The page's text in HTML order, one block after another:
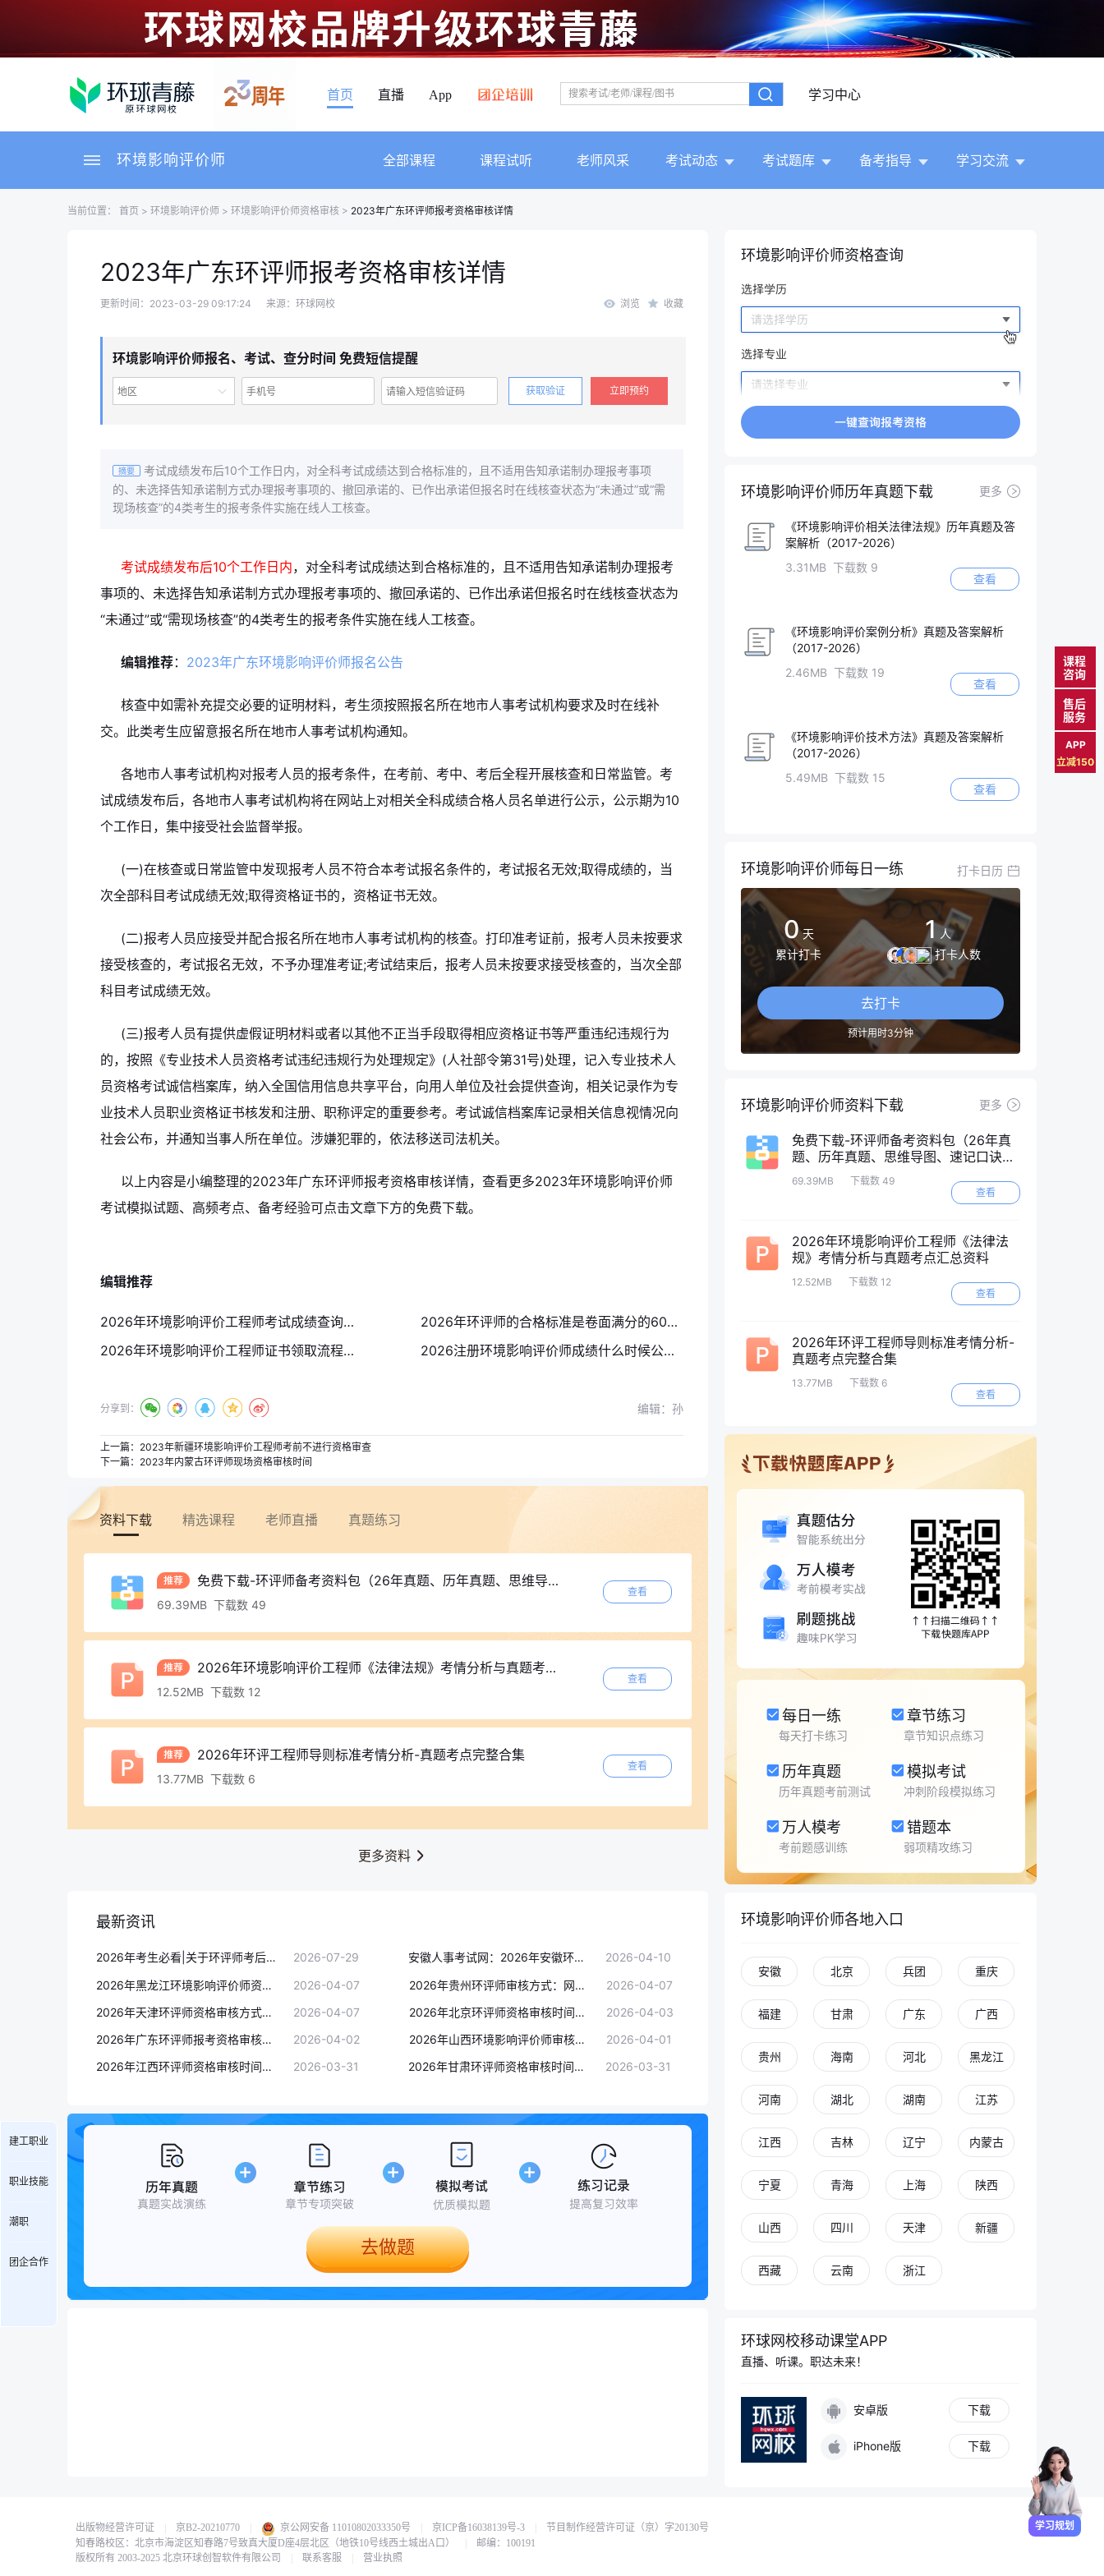
首页 直播 App 学习中心
环境影响评价师 全部课程 课程试听 老师风采 考试动态 考试题库 备考指导 学习交流
当前位置： 首页 > 环境影响评价师 > 环境影响评价师资格审核 > 2023年广东环评师报考资格审核详情
2023年广东环评师报考资格审核详情
更新时间：2023-03-29 09:17:24 来源：环球网校 浏览 收藏
环境影响评价师报名、考试、查分时间 免费短信提醒
地区 获取验证 立即预约
摘要
考试成绩发布后10个工作日内，对全科考试成绩达到合格标准的，且不适用告知承诺制办理报考事项
的、未选择告知承诺制方式办理报考事项的、撤回承诺的、已作出承诺但报名时在线核查状态为“未通过”或“需
现场核查”的4类考生的报考条件实施在线人工核查。
考试成绩发布后10个工作日内，对全科考试成绩达到合格标准的，且不适用告知承诺制办理报考
事项的、未选择告知承诺制方式办理报考事项的、撤回承诺的、已作出承诺但报名时在线核查状态为
“未通过”或“需现场核查”的4类考生的报考条件实施在线人工核查。
编辑推荐： 2023年广东环境影响评价师报名公告
核查中如需补充提交必要的证明材料，考生须按照报名所在地市人事考试机构要求及时在线补
交。此类考生应留意报名所在地市人事考试机构通知。
各地市人事考试机构对报考人员的报考条件，在考前、考中、考后全程开展核查和日常监管。考
试成绩发布后，各地市人事考试机构将在网站上对相关全科成绩合格人员名单进行公示，公示期为10
个工作日，集中接受社会监督举报。
(一)在核查或日常监管中发现报考人员不符合本考试报名条件的，考试报名无效;取得成绩的，当
次全部科目考试成绩无效;取得资格证书的，资格证书无效。
(二)报考人员应接受并配合报名所在地市人事考试机构的核查。打印准考证前，报考人员未按要求
接受核查的，考试报名无效，不予办理准考证;考试结束后，报考人员未按要求接受核查的，当次全部
科目考试成绩无效。
(三)报考人员有提供虚假证明材料或者以其他不正当手段取得相应资格证书等严重违纪违规行为
的，按照《专业技术人员资格考试违纪违规行为处理规定》(人社部令第31号)处理，记入专业技术人
员资格考试诚信档案库，纳入全国信用信息共享平台，向用人单位及社会提供查询，相关记录作为专
业技术人员职业资格证书核发和注册、职称评定的重要参考。考试诚信档案库记录相关信息视情况向
社会公布，并通知当事人所在单位。涉嫌犯罪的，依法移送司法机关。
以上内容是小编整理的2023年广东环评师报考资格审核详情，查看更多2023年环境影响评价师
考试模拟试题、高频考点、备考经验可点击文章下方的免费下载。
编辑推荐
2026年环境影响评价工程师考试成绩查询入口与成绩复核注意事项
2026年环评师的合格标准是卷面满分的60%，四科分数线一览
2026年环境影响评价工程师证书领取流程与注意事项
2026注册环境影响评价师成绩什么时候公布?查询攻略
分享到： 编辑：孙
上一篇： 2023年新疆环境影响评价工程师考前不进行资格审查
下一篇： 2023年内蒙古环评师现场资格审核时间
资料下载 精选课程 老师直播 真题练习
免费下载-环评师备考资料包（26年真题、历年真题、思维导图、速记口诀等）
69.39MB 下载数 49
查看
2026年环境影响评价工程师《法律法规》考情分析与真题考点汇总资料
12.52MB 下载数 12
查看
2026年环评工程师导则标准考情分析-真题考点完整合集
13.77MB 下载数 6
查看
更多资料
最新资讯
2026年考生必看|关于环评师考后审核的5个关键问题 2026-07-29 安徽人事考试网：2026年安徽环境影响评价师考试现场人工核查安排(截止时间4月15日）
2026-04-10
2026年黑龙江环境影响评价师资格审核时间：4月8日-4月15日
2026-04-07 2026年贵州环评师审核方式：网上在线核查
2026-04-07
2026年天津环评师资格审核方式：在线资格审核(审核资料上传时间为4月8日至15日)
2026-04-07 2026年北京环评师资格审核时间为4月8日-4月14日(网上审核)
2026-04-03
2026年广东环评师报考资格审核方式：在线核查、考后在线人工核查
2026-04-02 2026年山西环境影响评价师审核方式：考后另行通知
2026-04-01
2026年江西环评师资格审核时间：4月7日-4月15日(在线核查+现场人工核查+考后公示)
2026-03-31 2026年甘肃环评师资格审核时间：4月10日-4月19日(在线核查+人工核查) 2026-03-31
去做题
环境影响评价师资格查询
环境影响评价师历年真题下载 更多
《环境影响评价相关法律法规》历年真题及答
案解析（2017-2026）
3.31MB 下载数 9
查看
《环境影响评价案例分析》真题及答案解析
（2017-2026）
2.46MB 下载数 19
查看
《环境影响评价技术方法》真题及答案解析
（2017-2026）
5.49MB 下载数 15
查看
环境影响评价师每日一练 打卡日历
0 天
累计打卡
1 人
打卡人数
去打卡
预计用时3分钟
环境影响评价师资料下载 更多
免费下载-环评师备考资料包（26年真
题、历年真题、思维导图、速记口诀
等）
69.39MB
下载数 49
查看
2026年环境影响评价工程师《法律法
规》考情分析与真题考点汇总资料
12.52MB
下载数 12
查看
2026年环评工程师导则标准考情分析-
真题考点完整合集
13.77MB
下载数 6
查看
每日一练
每天打卡练习
章节练习
章节知识点练习
历年真题
历年真题考前测试
模拟考试
冲刺阶段模拟练习
万人模考
考前题感训练
错题本
弱项精攻练习
环境影响评价师各地入口
安徽 北京 兵团 重庆
福建 甘肃 广东 广西
贵州 海南 河北 黑龙江
河南 湖北 湖南 江苏
江西 吉林 辽宁 内蒙古
宁夏 青海 上海 陕西
山西 四川 天津 新疆
西藏 云南 浙江
环球网校移动课堂APP
直播、听课。职达未来！
安卓版 下载
iPhone版 下载
课程
咨询
售后
服务
APP
立减150
出版物经营许可证 京B2-20210770 京公网安备 11010802033350号 京ICP备16038139号-3
节目制作经营许可证（京）字20130号
知春路校区：北京市海淀区知春路7号致真大厦D座4层北区（地铁10号线西土城出A口）
邮编：100191
版权所有 2003-2025 北京环球创智软件有限公司
联系客服 营业执照
学习规划
青青老师
立即登录，解锁更多功能
同学 你好
我是你的专属AI老师
在学习过程中有任何问题都可以和我讨论
环境影响评价师备考先学哪一科顺序比较合理
我现在的环评师备考进度符合正常节奏吗
专业答疑
建工职业
职业技能
潮职
团企合作